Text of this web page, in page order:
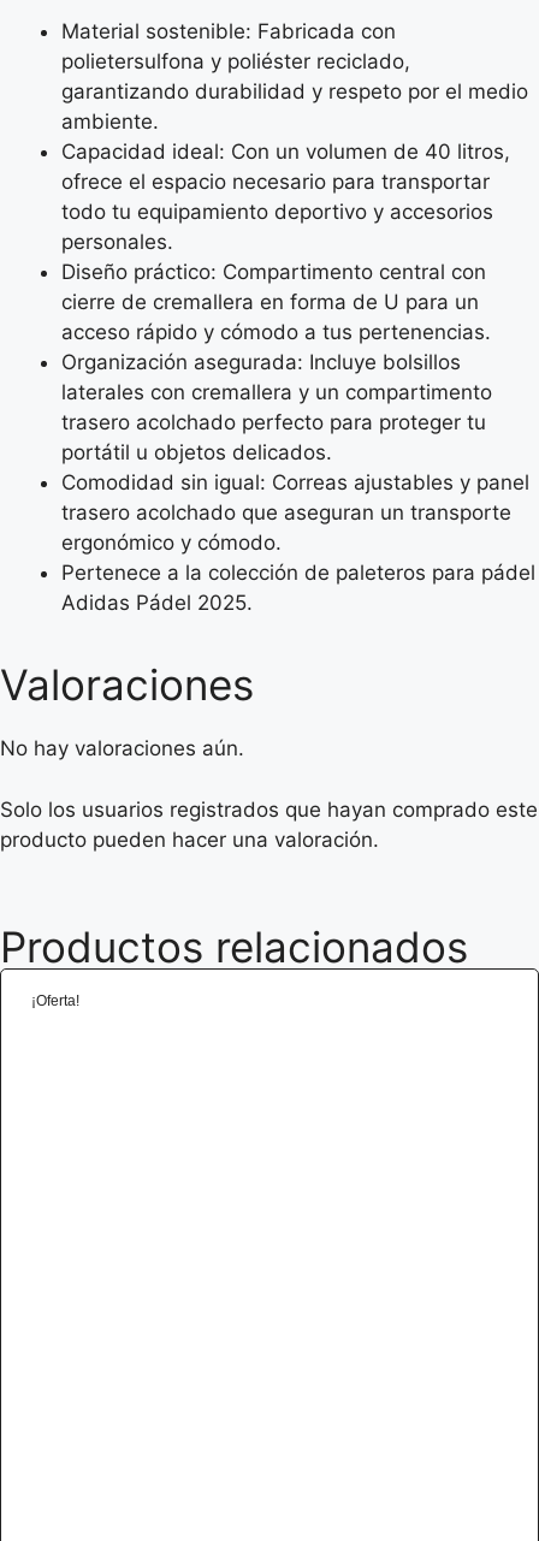
Material sostenible: Fabricada con
polietersulfona y poliéster reciclado,
garantizando durabilidad y respeto por el medio
ambiente.
Capacidad ideal: Con un volumen de 40 litros,
ofrece el espacio necesario para transportar
todo tu equipamiento deportivo y accesorios
personales.
Diseño práctico: Compartimento central con
cierre de cremallera en forma de U para un
acceso rápido y cómodo a tus pertenencias.
Organización asegurada: Incluye bolsillos
laterales con cremallera y un compartimento
trasero acolchado perfecto para proteger tu
portátil u objetos delicados.
Comodidad sin igual: Correas ajustables y panel
trasero acolchado que aseguran un transporte
ergonómico y cómodo.
Pertenece a la colección de paleteros para pádel
Adidas Pádel 2025.
Valoraciones
No hay valoraciones aún.
Solo los usuarios registrados que hayan comprado este
producto pueden hacer una valoración.
Productos relacionados
¡Oferta!